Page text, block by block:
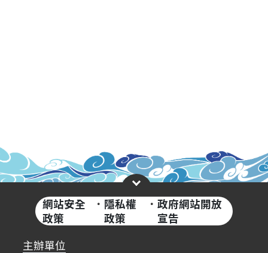
網站安全
政策
· 隱私權
政策
·政府網站開放
宣告
主辦單位